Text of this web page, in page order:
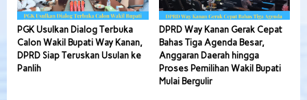
PGK Usulkan Dialog Terbuka
Calon Wakil Bupati Way Kanan,
DPRD Siap Teruskan Usulan ke
Panlih
DPRD Way Kanan Gerak Cepat
Bahas Tiga Agenda Besar,
Anggaran Daerah hingga
Proses Pemilihan Wakil Bupati
Mulai Bergulir